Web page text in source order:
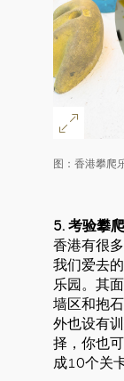
图：香港攀爬
5. 考验攀
香港有很
我们爱去
乐园。其
墙区和抱
外也设有
择，你也
成10个关